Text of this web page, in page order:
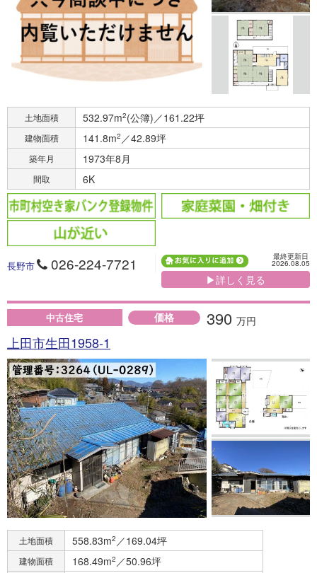
土地面積 532.97m2(公簿)／161.22坪
建物面積 141.8m2 ／42.89坪
築年月 1973年8月
間取 6K
長野市 026-224-7721 最終更新日
2026.08.05
▶詳しく見る
中古住宅 価格 390 万円
上田市生田1958-1
土地面積 558.83m2 ／169.04坪
建物面積 168.49m2 ／50.96坪